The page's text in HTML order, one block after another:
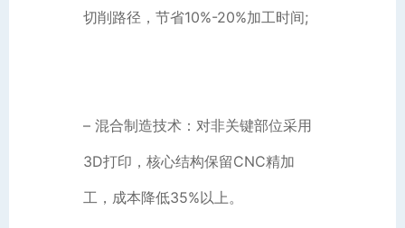
切削路径，节省10%-20%加工时间;
– 混合制造技术：对非关键部位采用
3D打印，核心结构保留CNC精加
工，成本降低35%以上。